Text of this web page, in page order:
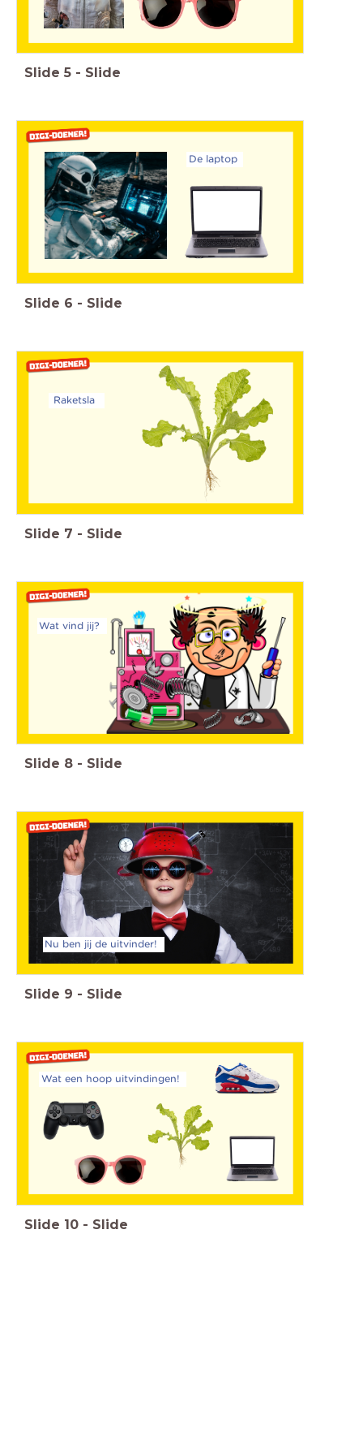
Slide 5 - Slide
De laptop
Slide 6 - Slide
Raketsla
Slide 7 - Slide
Wat vind jij?
Slide 8 - Slide
Nu ben jij de uitvinder!
Slide 9 - Slide
Wat een hoop uitvindingen!
Slide 10 - Slide